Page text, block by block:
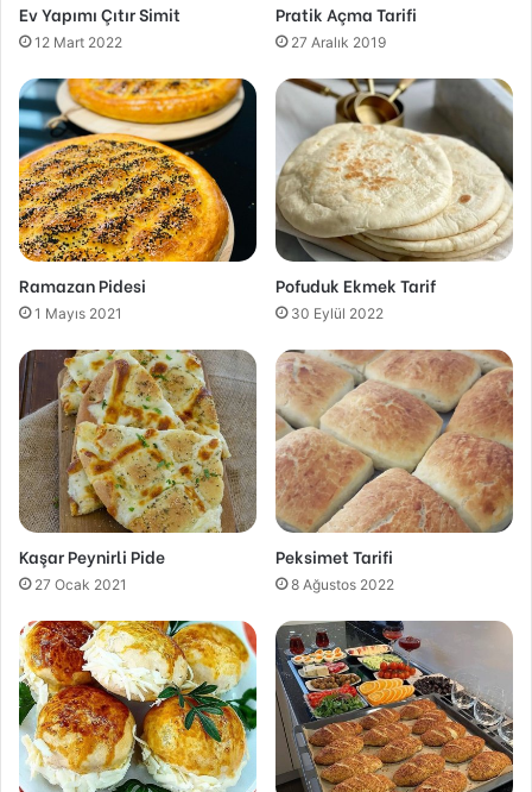
Ev Yapımı Çıtır Simit
12 Mart 2022
Pratik Açma Tarifi
27 Aralık 2019
Ramazan Pidesi
1 Mayıs 2021
Pofuduk Ekmek Tarif
30 Eylül 2022
Kaşar Peynirli Pide
27 Ocak 2021
Peksimet Tarifi
8 Ağustos 2022